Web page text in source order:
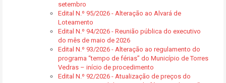
setembro
Edital N.º 95/2026 - Alteração ao Alvará de
Loteamento
Edital N.º 94/2026 - Reunião pública do executivo
do mês de maio de 2026
Edital N.º 93/2026 - Alteração ao regulamento do
programa “tempo de férias” do Município de Torres
Vedras – início de procedimento
Edital N.º 92/2026 - Atualização de preços do